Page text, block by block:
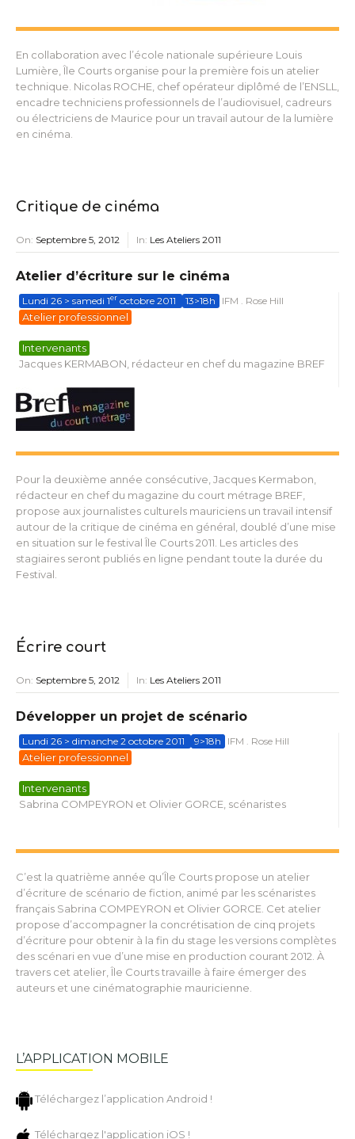
En collaboration avec l’école nationale supérieure Louis
Lumière, Île Courts organise pour la première fois un atelier
technique. Nicolas ROCHE, chef opérateur diplômé de l’ENSLL,
encadre techniciens professionnels de l’audiovisuel, cadreurs
ou électriciens de Maurice pour un travail autour de la lumière
en cinéma.
Critique de cinéma
On: Septembre 5, 2012 In: Les Ateliers 2011
Atelier d’écriture sur le cinéma
Lundi 26 > samedi 1er octobre 2011 13>18h IFM . Rose Hill
Atelier professionnel
Intervenants
Jacques KERMABON, rédacteur en chef du magazine BREF
Pour la deuxième année consécutive, Jacques Kermabon,
rédacteur en chef du magazine du court métrage BREF,
propose aux journalistes culturels mauriciens un travail intensif
autour de la critique de cinéma en général, doublé d’une mise
en situation sur le festival Île Courts 2011. Les articles des
stagiaires seront publiés en ligne pendant toute la durée du
Festival.
Écrire court
On: Septembre 5, 2012 In: Les Ateliers 2011
Développer un projet de scénario
Lundi 26 > dimanche 2 octobre 2011 9>18h IFM . Rose Hill
Atelier professionnel
Intervenants
Sabrina COMPEYRON et Olivier GORCE, scénaristes
C’est la quatrième année qu’Île Courts propose un atelier
d’écriture de scénario de fiction, animé par les scénaristes
français Sabrina COMPEYRON et Olivier GORCE. Cet atelier
propose d’accompagner la concrétisation de cinq projets
d’écriture pour obtenir à la fin du stage les versions complètes
des scénari en vue d’une mise en production courant 2012. À
travers cet atelier, Île Courts travaille à faire émerger des
auteurs et une cinématographie mauricienne.
L’APPLICATION MOBILE
Téléchargez l’application Android !
Téléchargez l'application iOS !